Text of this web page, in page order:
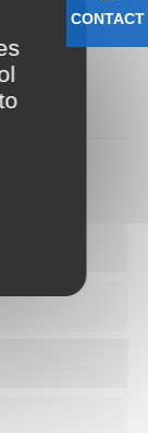
CONTACT